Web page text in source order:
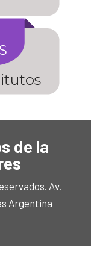
de la
Av.
Argentina